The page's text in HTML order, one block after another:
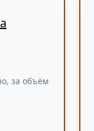
за объём